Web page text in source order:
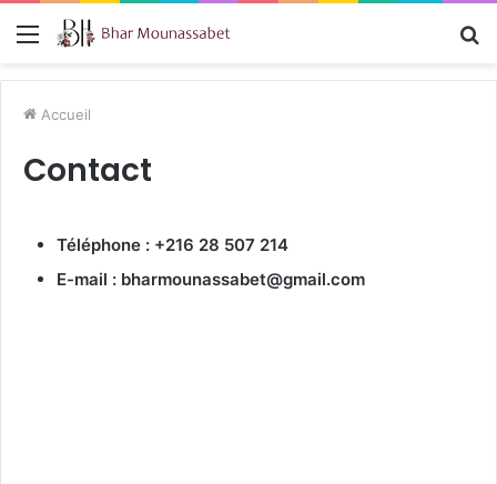
Menu
Accueil
Contact
Téléphone : +216 28 507 214
E-mail : bharmounassabet@gmail.com